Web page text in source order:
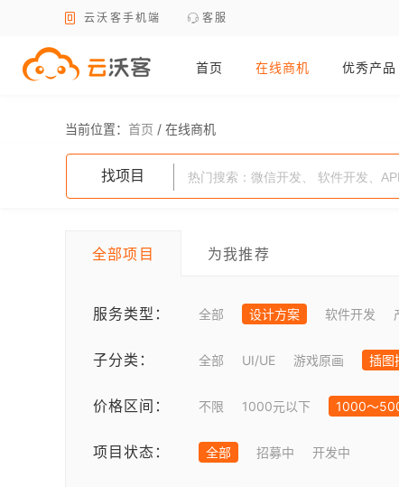
云沃客手机端 客服
首页 在线商机 优秀产品
当前位置： 首页 / 在线商机
找项目
全部项目 为我推荐
服务类型： 全部 设计方案 软件开发
子分类： 全部 UI/UE 游戏原画 插图
价格区间： 不限 1000元以下 1000～
项目状态： 全部 招募中 开发中